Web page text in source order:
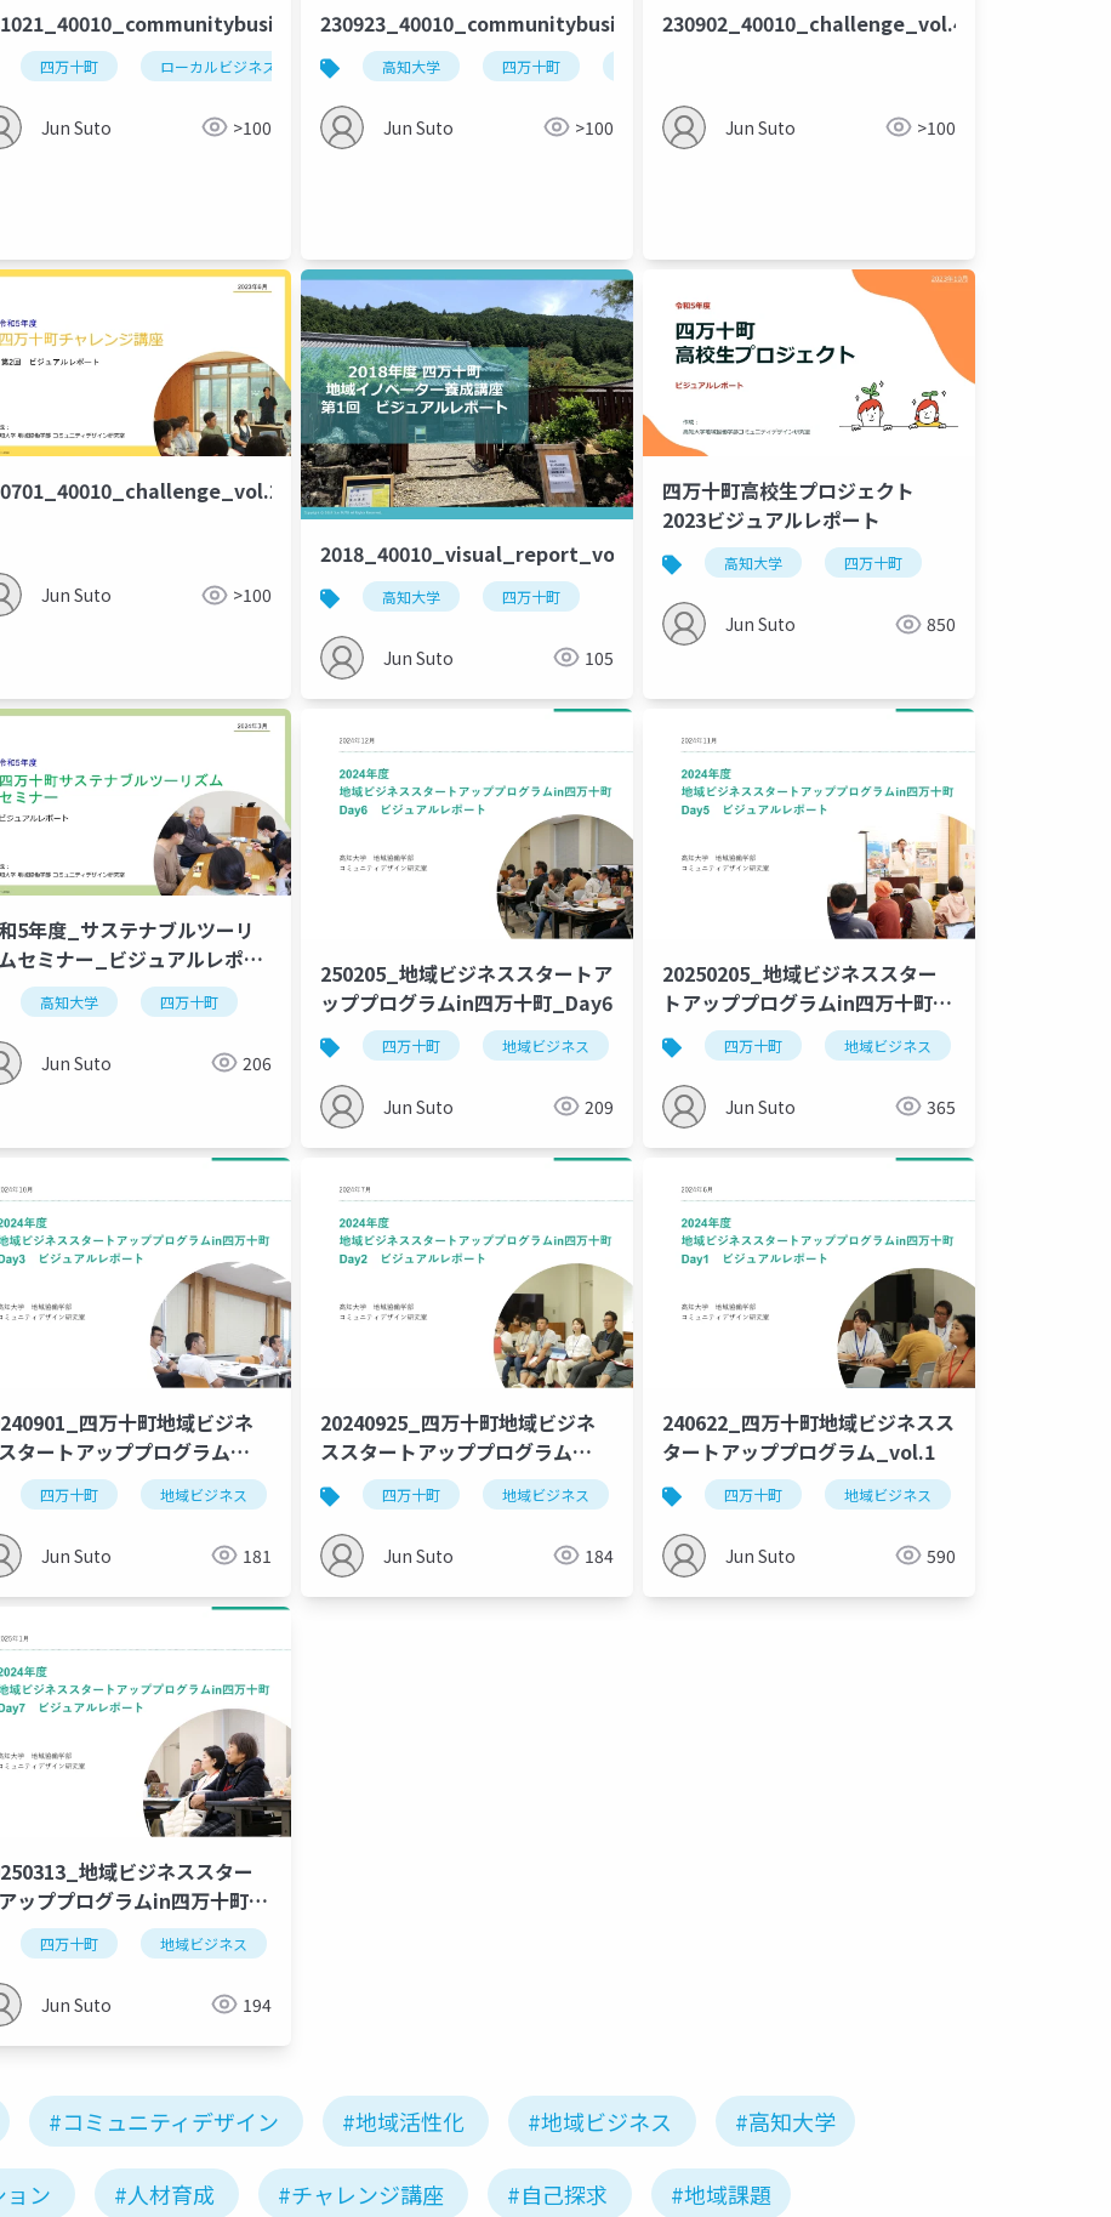
四万十町 ローカルビジネス 地域ビジネス
Jun Suto >100
230923_40010_communitybusiness_workshop_vol.1
高知大学 四万十町
Jun Suto >100
230902_40010_challenge_vol.4
Jun Suto >100
Jun Suto >100
2018_40010_visual_report_vol1
高知大学 四万十町
Jun Suto 105
四万十町高校生プロジェクト
2023ビジュアルレポート
高知大学 四万十町
Jun Suto 850
5年度_サステナブルツーリ
セミナー_ビジュアルレポー
公開用)高知大学 四万十町
Jun Suto 206
250205_地域ビジネススタートア
ッププログラムin四万十町_Day6
四万十町 地域ビジネス 高知大学 ローカルビジネス
Jun Suto 209
20250205_地域ビジネススター
トアッププログラムin四万十町
_Day5四万十町 地域ビジネス
Jun Suto 365
学 ローカルビジネス
四万十町地域ビジネ
タートアッププログラム
公開用
四万十町 地域ビジネス 高知大学 ローカルビジネス
Jun Suto 181
20240925_四万十町地域ビジネ
ススタートアッププログラム
_vol.2_公開用
四万十町 地域ビジネス 高知大学 ローカルビジネス
Jun Suto 184
240622_四万十町地域ビジネスス
タートアッププログラム_vol.1
四万十町 地域ビジネス
Jun Suto 590
学 ローカルビジネス
地域ビジネススター
ッププログラムin四万十町
修正
四万十町 地域ビジネス
Jun Suto 194
#コミュニティデザイン #地域活性化 #地域ビジネス #高知大学
ョン #人材育成 #チャレンジ講座 #自己探求 #地域課題